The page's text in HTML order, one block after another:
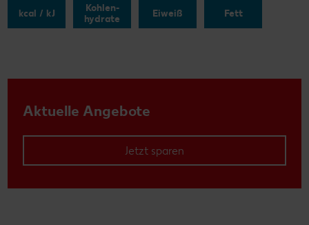
kcal / kJ
Kohlen-
hydrate
Eiweiß Fett
Aktuelle Angebote
Jetzt sparen